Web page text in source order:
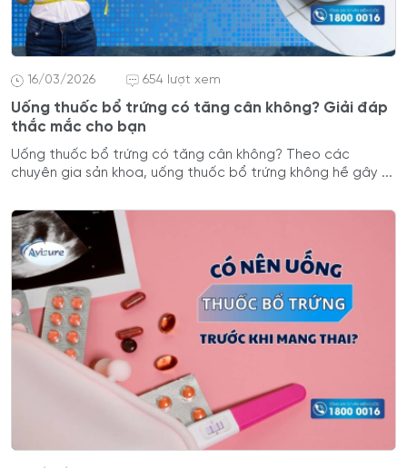
16/03/2026 654 lượt xem
Uống thuốc bổ trứng có tăng cân không? Giải đáp
thắc mắc cho bạn
Uống thuốc bổ trứng có tăng cân không? Theo các
chuyên gia sản khoa, uống thuốc bổ trứng không hề gây ...